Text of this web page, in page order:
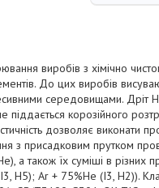
виробів з хімічно
До цих виробів
середовищами. Дріт
корозійного
дозволяє виконати
з присадковим прутком
а також їх суміші в різних
Ar + 75%He (I3, H2)).